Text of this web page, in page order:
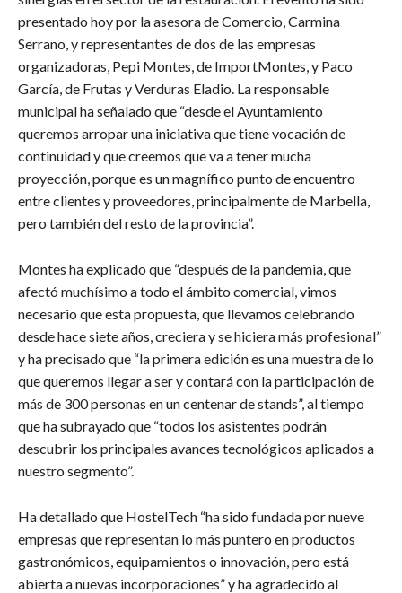
presentado hoy por la asesora de Comercio, Carmina
Serrano, y representantes de dos de las empresas
organizadoras, Pepi Montes, de ImportMontes, y Paco
García, de Frutas y Verduras Eladio. La responsable
municipal ha señalado que “desde el Ayuntamiento
queremos arropar una iniciativa que tiene vocación de
continuidad y que creemos que va a tener mucha
proyección, porque es un magnífico punto de encuentro
entre clientes y proveedores, principalmente de Marbella,
pero también del resto de la provincia”.
​Montes ha explicado que “después de la pandemia, que
afectó muchísimo a todo el ámbito comercial, vimos
necesario que esta propuesta, que llevamos celebrando
desde hace siete años, creciera y se hiciera más profesional”
y ha precisado que “la primera edición es una muestra de lo
que queremos llegar a ser y contará con la participación de
más de 300 personas en un centenar de stands”, al tiempo
que ha subrayado que “todos los asistentes podrán
descubrir los principales avances tecnológicos aplicados a
nuestro segmento”.
​Ha detallado que HostelTech “ha sido fundada por nueve
empresas que representan lo más puntero en productos
gastronómicos, equipamientos o innovación, pero está
abierta a nuevas incorporaciones” y ha agradecido al